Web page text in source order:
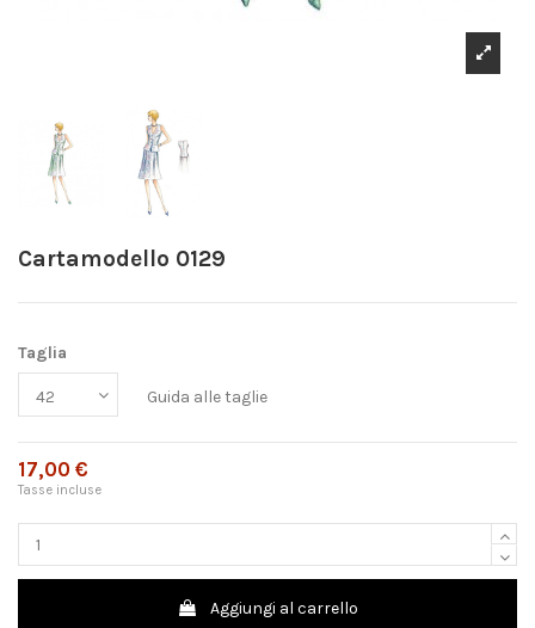
Cartamodello 0129
Taglia
Guida alle taglie
17,00 €
Tasse incluse
Aggiungi al carrello